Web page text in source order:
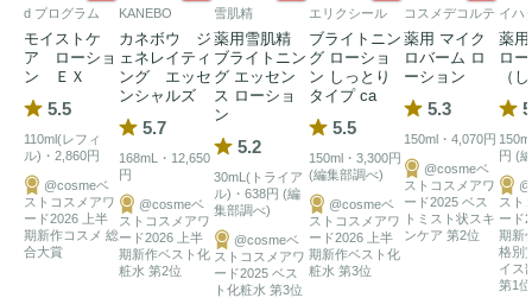
d プログラム
モイストケ
ア ローショ
ン ＥＸ
5.5
110ml(レフィ
ル)・2,860円
@cosmeベ
ストコスメアワ
ード2026 上半
期新作コスメ 総
合大賞
KANEBO
カネボウ ジ
ェネレイティ
ング エッセ
ンシャルズ
5.7
168mL・12,650
円
@cosmeベ
ストコスメアワ
ード2026 上半
期新作ベスト化
粧水 第2位
雪肌精
薬用雪肌精
ブライトニン
グ エッセン
ス ローショ
ン
5.2
30mL(トライア
ル)・638円 (編
集部調べ)
@cosmeベ
ストコスメアワ
ード2025 ベス
ト化粧水 第3位
エリクシール
ブライトニン
グ ローショ
ン しっとり
タイプ ca
5.5
150ml・3,300円
(編集部調べ)
@cosmeベ
ストコスメアワ
ード2026 上半
期新作ベスト化
粧水 第3位
コスメデコルテ
薬用 マイク
ロバーム ロ
ーション
5.3
150ml・4,070円
@cosmeベ
ストコスメアワ
ード2025 ベス
トミスト状スキ
ンケア 第2位
イハ
薬
ロ
（
円 (
スト
ード
期新
格別
イス
第1位